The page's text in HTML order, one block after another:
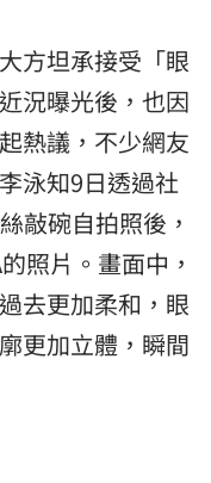
方坦承接受「眼
況曝光後，也因
熱議，不少網友
泳知9日透過社
敲碗自拍照後，
照片。畫面中，
去更加柔和，眼
更加立體，瞬間